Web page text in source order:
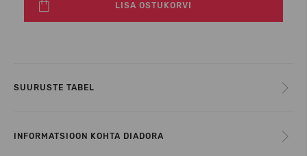
LISA OSTUKORVI
SUURUSTE TABEL
INFORMATSIOON KOHTA DIADORA